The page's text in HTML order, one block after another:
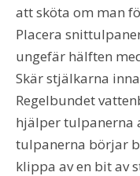
att sköta om man
Placera
ungefär hälften
Skär stjälkarna
Regelbundet
hjälper tulpanerna
tulpanerna börjar
klippa av en bit av